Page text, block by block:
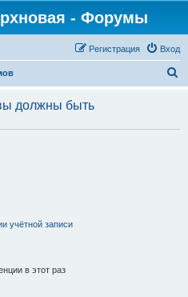
- Форумы
Вход
Регистрация
с
должны быть
учётной записи
в этот раз